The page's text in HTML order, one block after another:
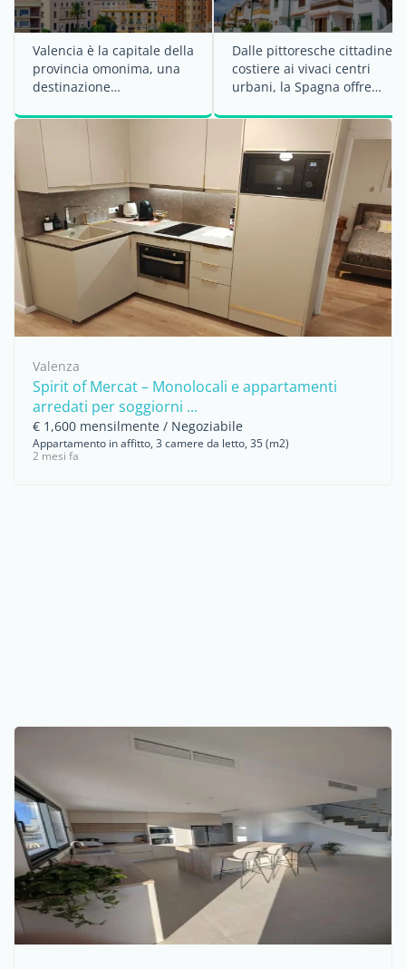
Valencia è la capitale della
provincia omonima, una
destinazione
sud-orientale ...
Dalle pittoresche cittadine
costiere ai vivaci centri
urbani, la Spagna offre
opzioni per ...
Valenza
Spirit of Mercat – Monolocali e appartamenti
arredati per soggiorni ...
€ 1,600 mensilmente / Negoziabile
Appartamento in affitto, 3 camere da letto, 35 (m2)
2 mesi fa